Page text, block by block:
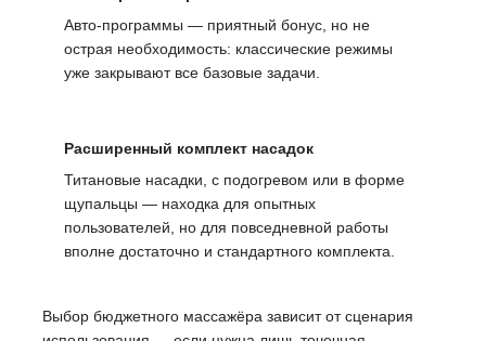
Авто-программы — приятный бонус, но не
острая необходимость: классические режимы
уже закрывают все базовые задачи.
Расширенный комплект насадок
Титановые насадки, с подогревом или в форме
щупальцы — находка для опытных
пользователей, но для повседневной работы
вполне достаточно и стандартного комплекта.
Выбор бюджетного массажёра зависит от сценария